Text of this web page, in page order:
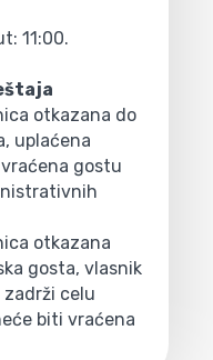
11:00.
otkazana do
uplaćena
gostu
otkazana
gosta, vlasnik
celu
biti vraćena